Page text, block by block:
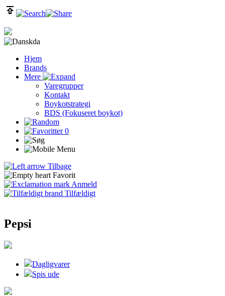
da
Hjem
Brands
Mere
Varegrupper
Kontakt
Boykotstrategi
BDS (Fokuseret boykot)
0
Tilbage
Favorit
Anmeld
Tilfældigt
Pepsi
Dagligvarer
Spis ude